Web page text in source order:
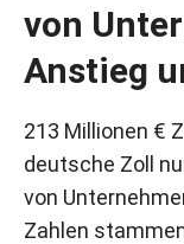
von
Anstieg
213 Millionen €
deutsche Zoll
von
Zahlen